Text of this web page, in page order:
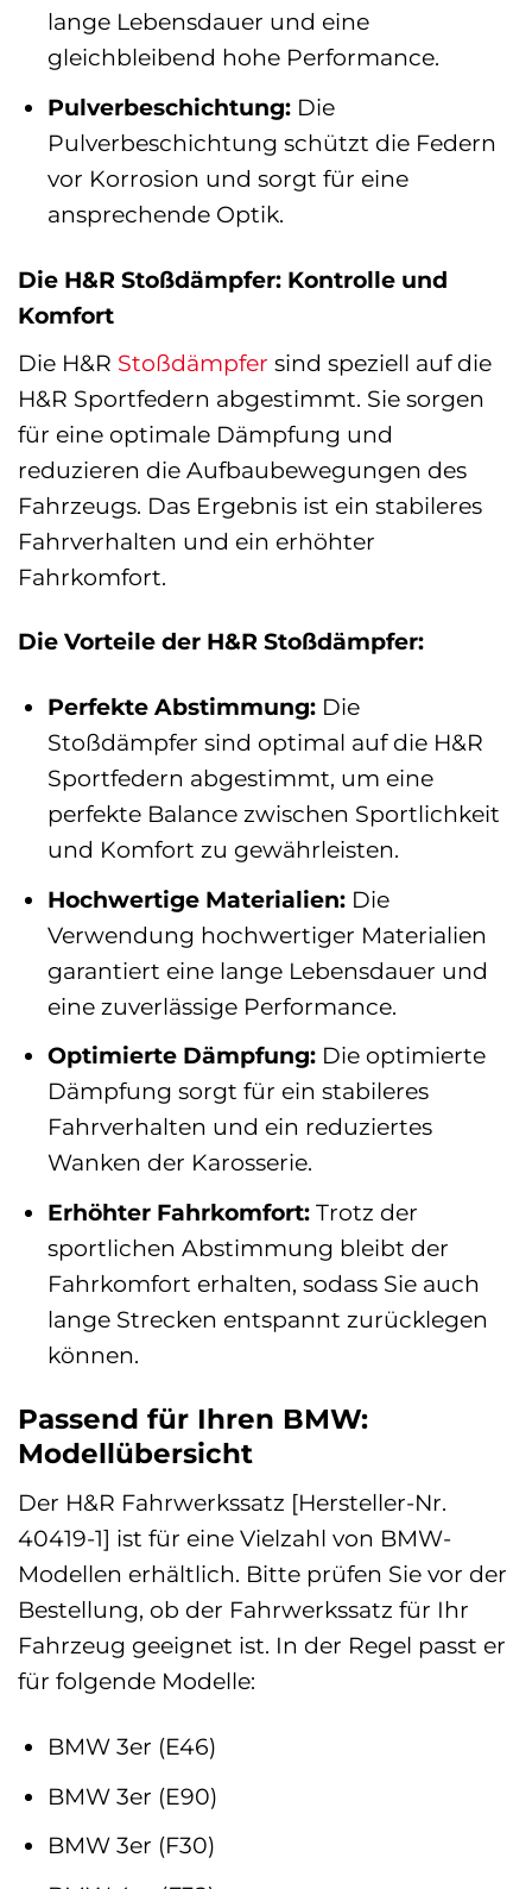
lange Lebensdauer und eine
gleichbleibend hohe Performance.
Pulverbeschichtung:Die
Pulverbeschichtung schützt die Federn
vor Korrosion und sorgt für eine
ansprechende Optik.
Die H&R Stoßdämpfer: Kontrolle und
Komfort
Die H&R Stoßdämpfer sind speziell auf die
H&R Sportfedern abgestimmt. Sie sorgen
für eine optimale Dämpfung und
reduzieren die Aufbaubewegungen des
Fahrzeugs. Das Ergebnis ist ein stabileres
Fahrverhalten und ein erhöhter
Fahrkomfort.
Die Vorteile der H&R Stoßdämpfer:
Perfekte Abstimmung:Die
Stoßdämpfer sind optimal auf die H&R
Sportfedern abgestimmt, um eine
perfekte Balance zwischen Sportlichkeit
und Komfort zu gewährleisten.
Hochwertige Materialien:Die
Verwendung hochwertiger Materialien
garantiert eine lange Lebensdauer und
eine zuverlässige Performance.
Optimierte Dämpfung:Die optimierte
Dämpfung sorgt für ein stabileres
Fahrverhalten und ein reduziertes
Wanken der Karosserie.
Erhöhter Fahrkomfort:Trotz der
sportlichen Abstimmung bleibt der
Fahrkomfort erhalten, sodass Sie auch
lange Strecken entspannt zurücklegen
können.
Passend für Ihren BMW:
Modellübersicht
Der H&R Fahrwerkssatz [Hersteller-Nr.
40419-1] ist für eine Vielzahl von BMW-
Modellen erhältlich. Bitte prüfen Sie vor der
Bestellung, ob der Fahrwerkssatz für Ihr
Fahrzeug geeignet ist. In der Regel passt er
für folgende Modelle:
BMW 3er (E46)
BMW 3er (E90)
BMW 3er (F30)